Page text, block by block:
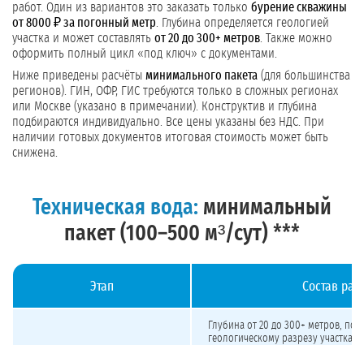
работ. Один из вариантов это заказать только бурение скважины
от 8000 ₽ за погонный метр . Глубина определяется геологией
участка и может составлять от 20 до 300+ метров . Также можно
оформить полный цикл «под ключ» с документами.
Ниже приведены расчёты минимального пакета (для большинства
регионов). ГИН, ОФР, ГИС требуются только в сложных регионах
или Москве (указано в примечании). Конструктив и глубина
подбираются индивидуально. Все цены указаны без НДС. При
наличии готовых документов итоговая стоимость может быть
снижена.
Техническая вода: минимальный
пакет (100–500 м³/сут) ***
Этап Состав
Глубина от 20 до 300+ метров,
геологическому разрезу участка.